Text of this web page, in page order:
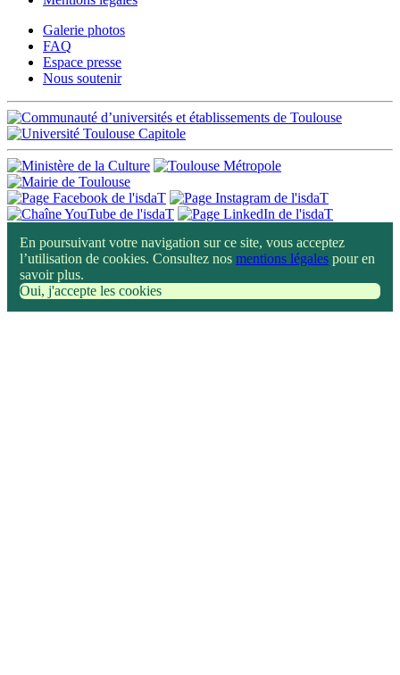
Galerie photos
FAQ
Espace presse
Nous soutenir
En poursuivant votre navigation sur ce site, vous acceptez
l’utilisation de cookies. Consultez nos mentions légales pour en
savoir plus.
Oui, j'accepte les cookies